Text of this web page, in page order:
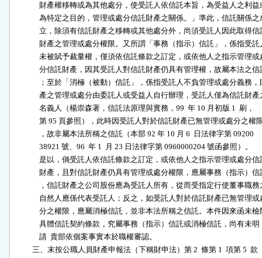
財產權移轉或為其他處分，使受託人依信託本旨，為受益人之利益
為特定之目的，管理或處分信託財產之關係。」準此，信託關係之
立，除須有信託財產之移轉或其他處分外，尚須受託人因此取得信
財產之管理或處分權限。又所謂「事務（指示）信託」，係指受託
未被賦予裁量權，僅須依信託條款之訂定，或依他人之指示管理或
分信託財產，因其受託人對信託財產仍具有管理權，故屬本法之信
；至於「消極（被動）信託」，係指受託人不負管理或處分義務，
產之管理或處分由委託人或受益人自行辦理，受託人僅為信託財產
              名義人（楊崇森著，信託法原理與實務，99  年 10 月初版 1  刷，
第 95 頁參照），此時因受託人對於信託財產已無管理或處分之權
              ，故非屬本法所稱之信託（本部 92 年 10 月 6  日法律字第 09200
              38921 號、96  年 1  月 23 日法律字第 0960000204 號函參照）。
是以，倘受託人依信託條款之訂定，或依他人之指示管理或處分信
財產，且對信託財產仍具有管理或處分權限，應屬事務（指示）信
，信託財產之公司股份應為受託人所有，從而受指定行使董事職務
自然人應係代表受託人；反之，如受託人對於信託財產已無管理或
分之權限，應屬消極信託，並非本法所稱之信託。本件因來函未檢
具體信託契約條款，究屬事務（指示）信託或消極信託，尚有未明
              請  貴部依個案事實本於職權審認。
          三、末按公職人員財產申報法（下稱財申法）第 2  條第 1  項第 5  款